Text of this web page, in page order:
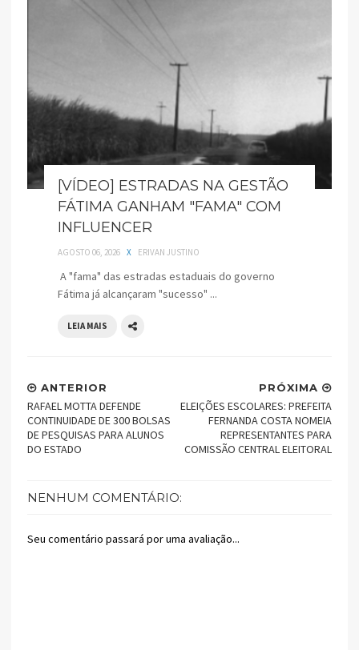
[VÍDEO] ESTRADAS NA GESTÃO
FÁTIMA GANHAM "FAMA" COM
INFLUENCER
AGOSTO 06, 2026 X ERIVAN JUSTINO
A "fama" das estradas estaduais do governo
Fátima já alcançaram "sucesso" ...
LEIA MAIS
PRÓXIMA
ELEIÇÕES ESCOLARES: PREFEITA
FERNANDA COSTA NOMEIA
REPRESENTANTES PARA
COMISSÃO CENTRAL ELEITORAL
ANTERIOR
RAFAEL MOTTA DEFENDE
CONTINUIDADE DE 300 BOLSAS
DE PESQUISAS PARA ALUNOS
DO ESTADO
NENHUM COMENTÁRIO:
Seu comentário passará por uma avaliação...